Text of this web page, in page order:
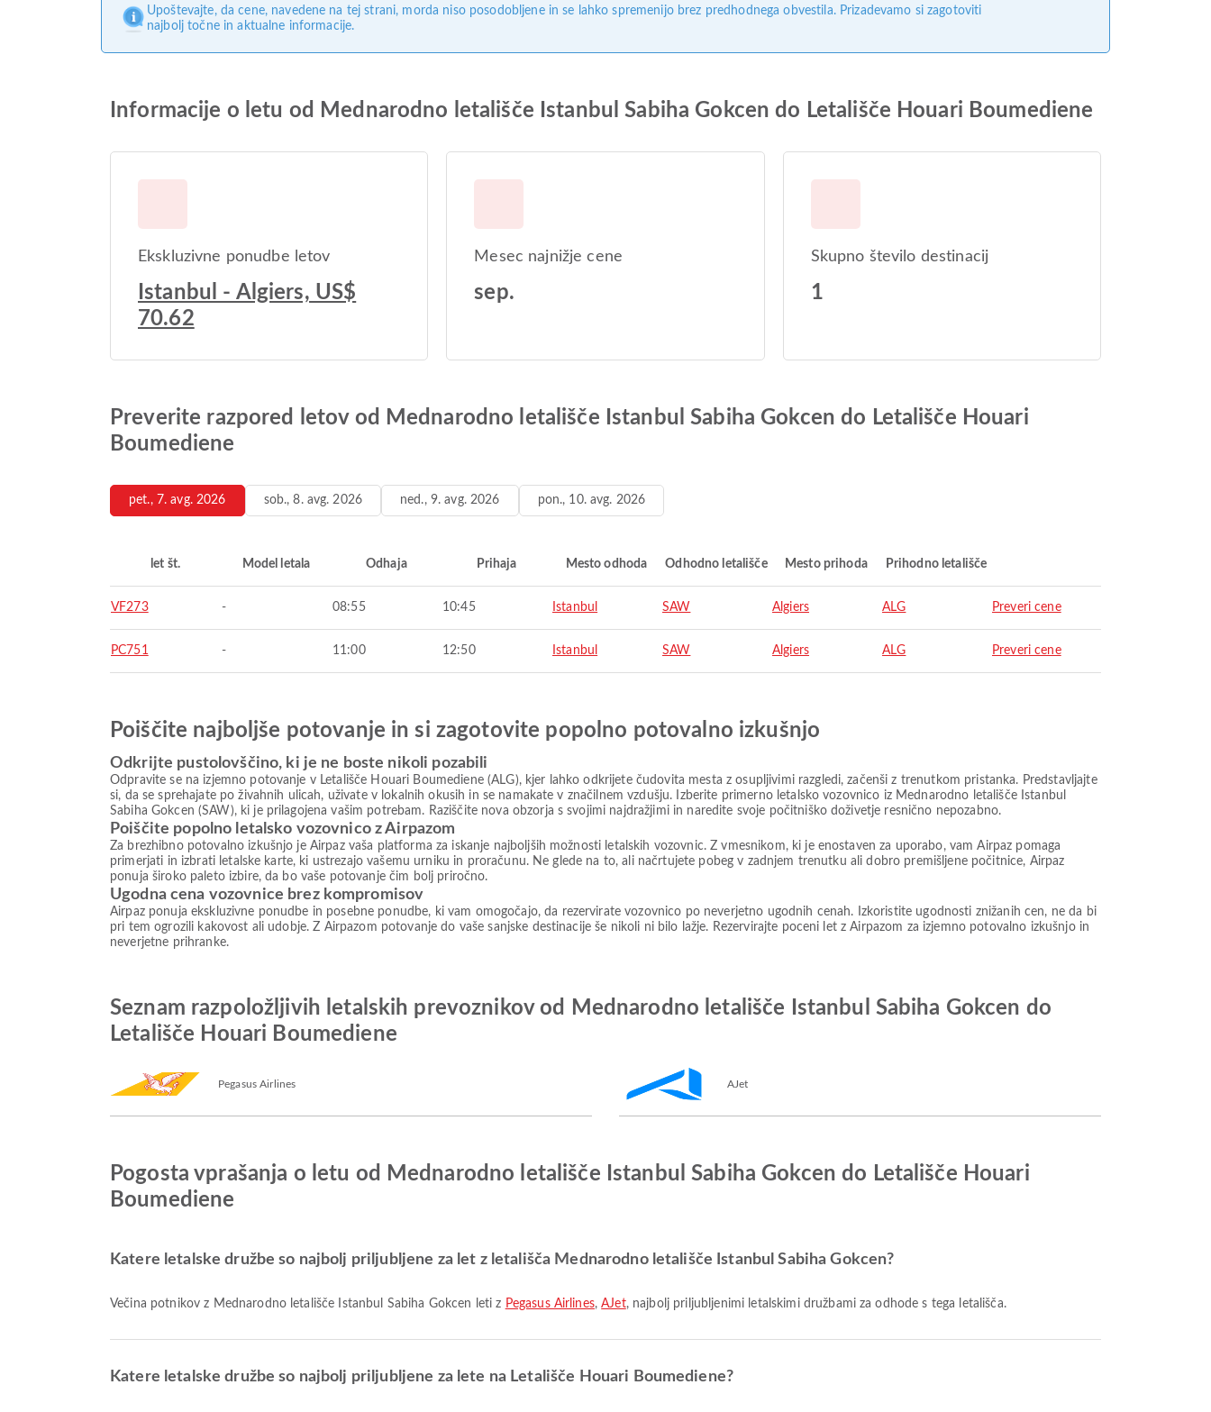
Upoštevajte, da cene, navedene na tej strani, morda niso posodobljene in se lahko spremenijo brez predhodnega obvestila. Prizadevamo si zagotoviti
najbolj točne in aktualne informacije.
Informacije o letu od Mednarodno letališče Istanbul Sabiha Gokcen do Letališče Houari Boumediene
Ekskluzivne ponudbe letov
Istanbul - Algiers, US$
70.62
Mesec najnižje cene
sep.
Skupno število destinacij
1
Preverite razpored letov od Mednarodno letališče Istanbul Sabiha Gokcen do Letališče Houari
Boumediene
pet., 7. avg. 2026 sob., 8. avg. 2026 ned., 9. avg. 2026 pon., 10. avg. 2026
let št. Model letala Odhaja Prihaja Mesto odhoda Odhodno letališče Mesto prihoda Prihodno letališče
VF273 - 08:55 10:45 Istanbul SAW Algiers ALG Preveri cene
PC751 - 11:00 12:50 Istanbul SAW Algiers ALG Preveri cene
Poiščite najboljše potovanje in si zagotovite popolno potovalno izkušnjo
Odkrijte pustolovščino, ki je ne boste nikoli pozabili
Odpravite se na izjemno potovanje v Letališče Houari Boumediene (ALG), kjer lahko odkrijete čudovita mesta z osupljivimi razgledi, začenši z trenutkom pristanka. Predstavljajte
si, da se sprehajate po živahnih ulicah, uživate v lokalnih okusih in se namakate v značilnem vzdušju. Izberite primerno letalsko vozovnico iz Mednarodno letališče Istanbul
Sabiha Gokcen (SAW), ki je prilagojena vašim potrebam. Raziščite nova obzorja s svojimi najdražjimi in naredite svoje počitniško doživetje resnično nepozabno.
Poiščite popolno letalsko vozovnico z Airpazom
Za brezhibno potovalno izkušnjo je Airpaz vaša platforma za iskanje najboljših možnosti letalskih vozovnic. Z vmesnikom, ki je enostaven za uporabo, vam Airpaz pomaga
primerjati in izbrati letalske karte, ki ustrezajo vašemu urniku in proračunu. Ne glede na to, ali načrtujete pobeg v zadnjem trenutku ali dobro premišljene počitnice, Airpaz
ponuja široko paleto izbire, da bo vaše potovanje čim bolj priročno.
Ugodna cena vozovnice brez kompromisov
Airpaz ponuja ekskluzivne ponudbe in posebne ponudbe, ki vam omogočajo, da rezervirate vozovnico po neverjetno ugodnih cenah. Izkoristite ugodnosti znižanih cen, ne da bi
pri tem ogrozili kakovost ali udobje. Z Airpazom potovanje do vaše sanjske destinacije še nikoli ni bilo lažje. Rezervirajte poceni let z Airpazom za izjemno potovalno izkušnjo in
neverjetne prihranke.
Seznam razpoložljivih letalskih prevoznikov od Mednarodno letališče Istanbul Sabiha Gokcen do
Letališče Houari Boumediene
Pegasus Airlines AJet
Pogosta vprašanja o letu od Mednarodno letališče Istanbul Sabiha Gokcen do Letališče Houari
Boumediene
Katere letalske družbe so najbolj priljubljene za let z letališča Mednarodno letališče Istanbul Sabiha Gokcen?
Večina potnikov z Mednarodno letališče Istanbul Sabiha Gokcen leti z Pegasus Airlines,AJet, najbolj priljubljenimi letalskimi družbami za odhode s tega letališča.
Katere letalske družbe so najbolj priljubljene za lete na Letališče Houari Boumediene?